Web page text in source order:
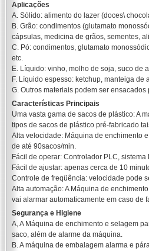
Aplicações
A. Sólido: alimento do lazer (doces\
B. Grão: condimentos (glutamato
cápsulas, medicina de grãos, sementes,
C. Pó: condimentos, glutamato
etc.
E. Líquido: vinho, molho de soja, suco de
F. Líquido espesso: ketchup, manteiga
G. Outros materiais podem ser
Características Principais
Uma vasta gama de sacos de plástico: A
tipos de sacos de plástico pré-fabricado
Alta velocidade: Máquina de enchimento
de até 90sacos/min.
Fácil de operar: Controlador PLC,
Fácil de ajustar: apenas cerca de 10
Controle de freqüência: velocidade pode
Alta automação: A Máquina de
vai alarmar automaticamente em caso de
Segurança e Higiene
A, A Máquina de enchimento e selagem
saco, além de alarme da máquina.
B. A máquina de embalagem alarma e